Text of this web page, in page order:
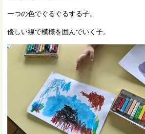
一つの色でぐるぐるする子。
優しい線で模様を囲んでいく子。